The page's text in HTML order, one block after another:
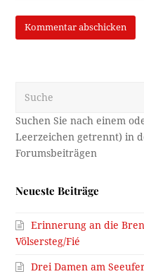
Neueste Beiträge
Erinnerung an die
Völsersteg/Fié
Drei Damen am